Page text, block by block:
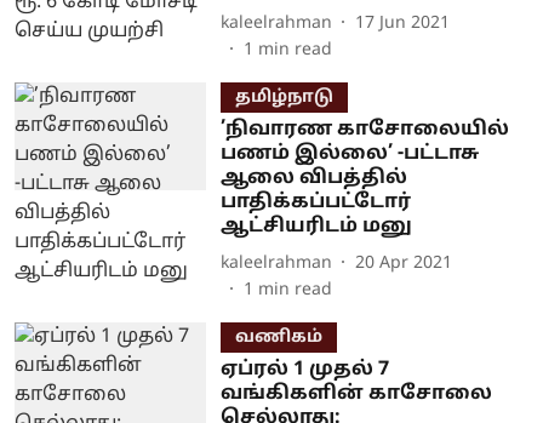
kaleelrahman
17 Jun 2021
1 min read
தமிழ்நாடு
’நிவாரண காசோலையில்
பணம் இல்லை’ -பட்டாசு
ஆலை விபத்தில்
பாதிக்கப்பட்டோர்
ஆட்சியரிடம் மனு
kaleelrahman
20 Apr 2021
1 min read
வணிகம்
ஏப்ரல் 1 முதல் 7
வங்கிகளின் காசோலை
செல்லாது: